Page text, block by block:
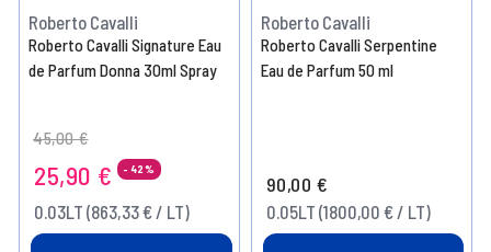
Roberto Cavalli
Roberto Cavalli Signature Eau
de Parfum Donna 30ml Spray
Price reduced from
45,00 €to
25,90 € - 42%
0.03LT (863,33 € / LT)
Roberto Cavalli
Roberto Cavalli Serpentine
Eau de Parfum 50 ml
90,00 €
0.05LT (1800,00 € / LT)